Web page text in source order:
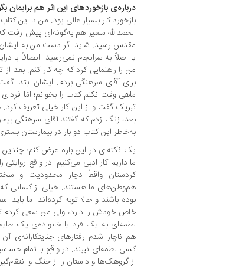
درباره‌ی بازخوردهای این اثر هم برایمان
بازخورد کار بسیار عالی بود. من تا این
الحمدالله مسیر هم به‌گونه‌ای پیش رفت
مقدس رسید. شاید اگر دست من به ایشان
یا اصلاً به سرانجام نمی‌رسید. انصافاً با
من را راهنمایی کرد که چه کار کنم. بعد
برای آقای سرهنگی بردم. ایشان
ماهی وقت نکنم کتاب را بخوانم؛ امّا
تبریک گفت و از این کار خیلی تعریف کرد.
بعد، زنگ زدم که گفتند آقای سرهنگی
به‌خاطر این کتاب دو بار در بیمارستان
یک نکته‌ای در این باره عرض کنم؛
ما داریم کار ادبی می‌کنیم. در واقع
کردستان واقعاً دچار محدودیت
هم‌وطن‌های ما هستند. خیلی از کسانی
بوده باشند و حالا توبه کرده‌اند. ما
خاص خودش را دارد، ولی من سعی کردم
لطمه‌ای به یک فرد یا خانواده‌ی یک
هم ناچار شدم رفتارهای جنایتکارانه‌ی
کسی لطمه‌ای نبیند. در واقع با تمام
از گروهک‌ها و داستان را از جنگ و